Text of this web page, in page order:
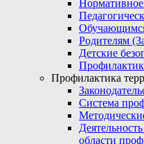
Нормативное
Родителям
Детские
Профилактика
Система
области